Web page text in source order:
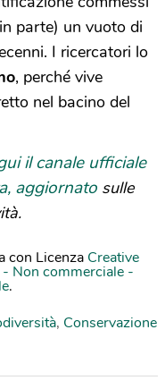
parte) un vuoto di
I ricercatori lo
, perché vive
nel bacino del
il canale ufficiale
aggiornato sulle
con Licenza Creative
Non commerciale -
.
, Conservazione